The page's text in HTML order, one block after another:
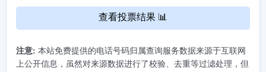
查看投票结果 📊
注意: 本站免费提供的电话号码归属查询服务数据来源于互联网
上公开信息，虽然对来源数据进行了校验、去重等过滤处理，但